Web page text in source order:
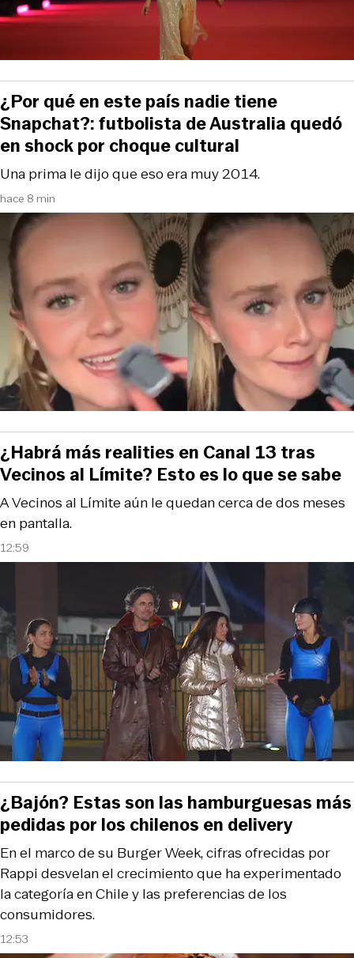
hace 8 min
Una prima le dijo que eso era muy 2014.
¿Por qué en este país nadie tiene
Snapchat?: futbolista de Australia quedó
en shock por choque cultural
12:59
A Vecinos al Límite aún le quedan cerca de dos meses
en pantalla.
¿Habrá más realities en Canal 13 tras
Vecinos al Límite? Esto es lo que se sabe
12:53
En el marco de su Burger Week, cifras ofrecidas por
Rappi desvelan el crecimiento que ha experimentado
la categoría en Chile y las preferencias de los
consumidores.
¿Bajón? Estas son las hamburguesas más
pedidas por los chilenos en delivery